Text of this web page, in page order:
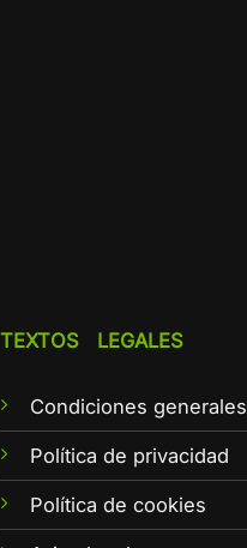
TEXTOS LEGALES
Condiciones generales
Política de privacidad
Política de cookies